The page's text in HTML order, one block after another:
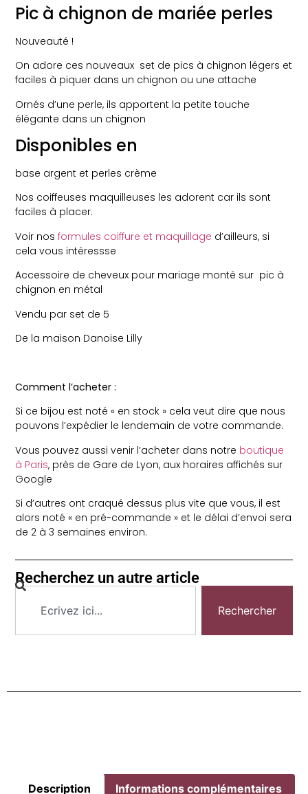
Pic à chignon de mariée perles
Nouveauté !
On adore ces nouveaux set de pics à chignon légers et
faciles à piquer dans un chignon ou une attache
Ornés d’une perle, ils apportent la petite touche
élégante dans un chignon
Disponibles en
base argent et perles crème
Nos coiffeuses maquilleuses les adorent car ils sont
faciles à placer.
Voir nosformules coiffure et maquillage d’ailleurs, si
cela vous intéressse
Accessoire de cheveux pour mariage monté sur pic à
chignon en métal
Vendu par set de 5
De la maison Danoise Lilly
Comment l’acheter :
Si ce bijou est noté « en stock » cela veut dire que nous
pouvons l’expédier le lendemain de votre commande.
Vous pouvez aussi venir l’acheter dans notre boutique
à Paris, près de Gare de Lyon, aux horaires affichés sur
Google
Si d’autres ont craqué dessus plus vite que vous, il est
alors noté « en pré-commande » et le délai d’envoi sera
de 2 à 3 semaines environ.
Recherchez un autre article
Rechercher
Description Informations complémentaires